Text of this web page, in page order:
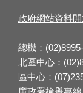
政府網站資料
總機：
北區中心：
區中心：